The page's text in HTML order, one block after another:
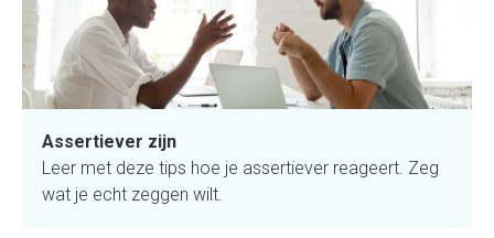
Assertiever zijn
Leer met deze tips hoe je assertiever reageert. Zeg
wat je echt zeggen wilt.